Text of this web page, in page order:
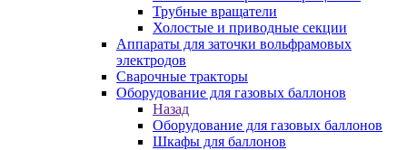
Трубные вращатели
Холостые и приводные секции
Аппараты для заточки вольфрамовых
электродов
Сварочные тракторы
Оборудование для газовых баллонов
Назад
Оборудование для газовых баллонов
Шкафы для баллонов